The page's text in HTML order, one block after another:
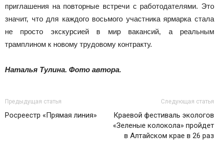
приглашения на повторные встречи с работодателями. Это
значит, что для каждого восьмого участника ярмарка стала
не просто экскурсией в мир вакансий, а реальным
трамплином к новому трудовому контракту.
Наталья Тулина. Фото автора.
Предыдущая статья
Росреестр «Прямая линия»
Следующая статья
Краевой фестиваль экологов
«Зеленые колокола» пройдет
в Алтайском крае в 26 раз